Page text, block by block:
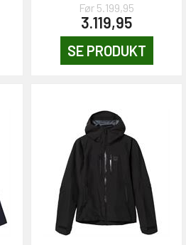
Før 5.199,95
3.119,95
SE PRODUKT